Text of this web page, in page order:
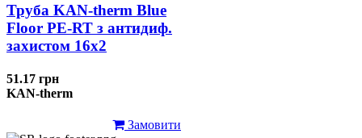
Труба KAN-therm Blue
Floor PE-RT з антидиф.
захистом 16х2
51.17 грн
KAN-therm
Замовити